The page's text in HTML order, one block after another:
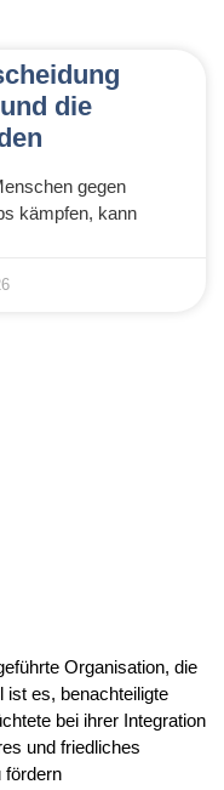
die
gegen
kämpfen, kann
Organisation, die
ist es, benachteiligte
bei ihrer Integration
und friedliches
fördern